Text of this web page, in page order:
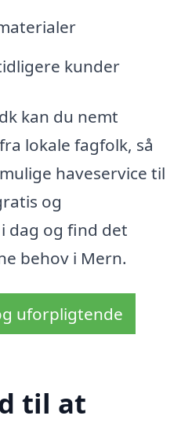
kunder
kan du nemt
lokale fagfolk, så
haveservice til
og
dag og find det
behov i Mern.
uforpligtende
til at